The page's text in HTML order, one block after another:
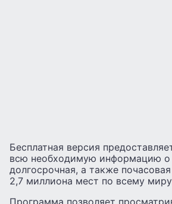
Бесплатная версия
всю необходимую информацию о
долгосрочная, а также
2,7 миллиона мест по всему
Программа позволяет